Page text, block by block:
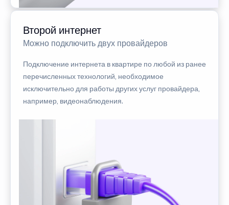
Второй интернет
Можно подключить двух провайдеров
Подключение интернета в квартире по любой из ранее
перечисленных технологий, необходимое
исключительно для работы других услуг провайдера,
например, видеонаблюдения.